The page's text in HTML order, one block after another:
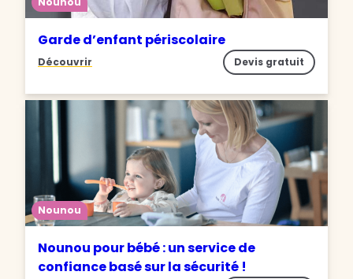
Garde d’enfant périscolaire
Découvrir Devis gratuit
Nounou
Nounou pour bébé : un service de
confiance basé sur la sécurité !